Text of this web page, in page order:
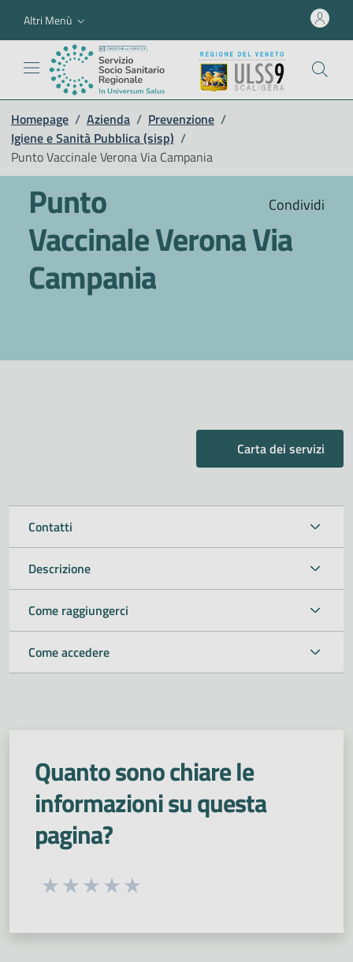
Altri Menù
Homepage / Azienda / Prevenzione /
Igiene e Sanità Pubblica (sisp) /
Punto Vaccinale Verona Via Campania
Condividi
Punto
Vaccinale Verona Via
Campania
Carta dei servizi
Contatti
Descrizione
Come raggiungerci
Come accedere
Quanto sono chiare le
informazioni su questa
pagina?
Seleziona una valutazione da 1 a 5 stelle